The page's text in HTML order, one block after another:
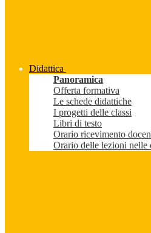
Didattica
Panoramica
Offerta formativa
Le schede didattiche
I progetti delle classi
Libri di testo
Orario ricevimento
Orario delle lezioni nelle